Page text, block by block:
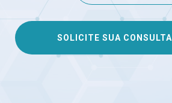
SOLICITE SUA CONSULTA